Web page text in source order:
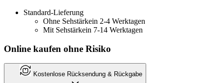
Standard-Lieferung
Ohne Sehstärkein 2-4 Werktagen
Mit Sehstärkein 7-14 Werktagen
Online kaufen ohne Risiko
Kostenlose Rücksendung & Rückgabe